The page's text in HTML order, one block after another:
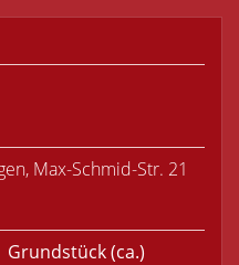
Max-Schmid-Str. 21
Grundstück(ca.)